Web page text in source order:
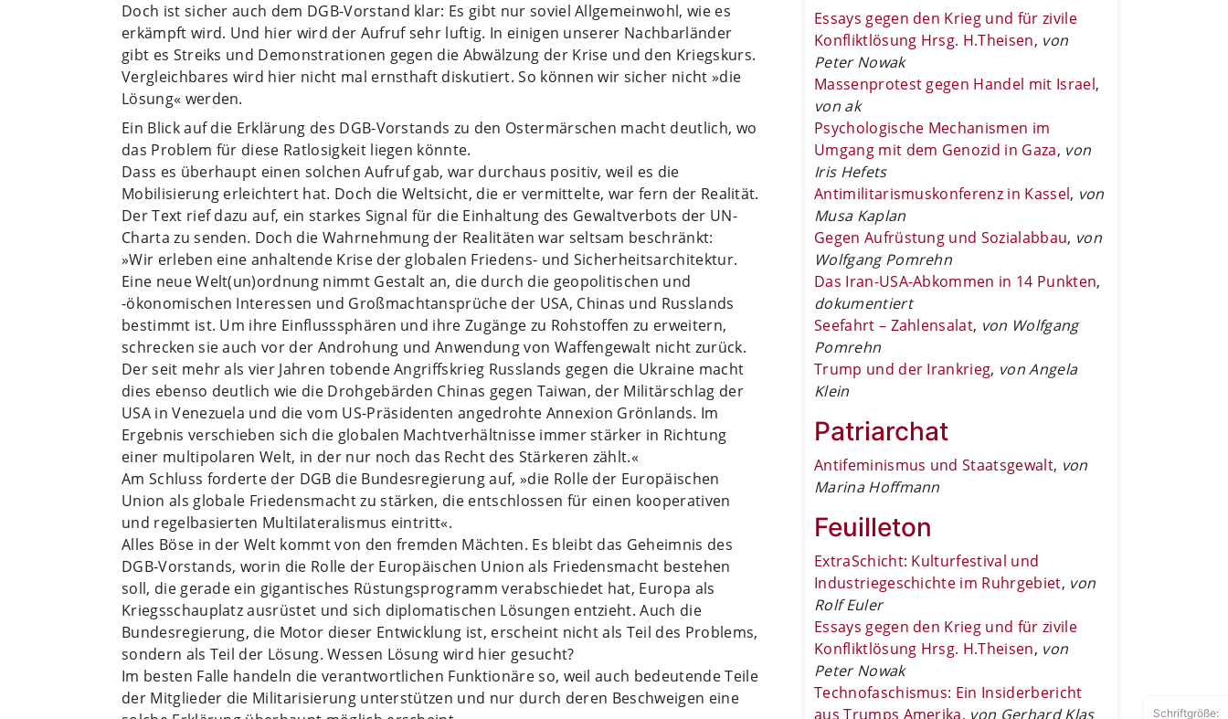
Doch ist sicher auch dem DGB-Vorstand klar: Es gibt nur soviel Allgemeinwohl, wie es
erkämpft wird. Und hier wird der Aufruf sehr luftig. In einigen unserer Nachbarländer
gibt es Streiks und Demonstrationen gegen die Abwälzung der Krise und den Kriegskurs.
Vergleichbares wird hier nicht mal ernsthaft diskutiert. So können wir sicher nicht »die
Lösung« werden.
Ein Blick auf die Erklärung des DGB-Vorstands zu den Ostermärschen macht deutlich, wo
das Problem für diese Ratlosigkeit liegen könnte.
Dass es überhaupt einen solchen Aufruf gab, war durchaus positiv, weil es die
Mobilisierung erleichtert hat. Doch die Weltsicht, die er vermittelte, war fern der Realität.
Der Text rief dazu auf, ein starkes Signal für die Einhaltung des Gewaltverbots der UN-
Charta zu senden. Doch die Wahrnehmung der Realitäten war seltsam beschränkt:
»Wir erleben eine anhaltende Krise der globalen Friedens- und Sicherheitsarchitektur.
Eine neue Welt(un)ordnung nimmt Gestalt an, die durch die geopolitischen und
-ökonomischen Interessen und Großmachtansprüche der USA, Chinas und Russlands
bestimmt ist. Um ihre Einflusssphären und ihre Zugänge zu Rohstoffen zu erweitern,
schrecken sie auch vor der Androhung und Anwendung von Waffengewalt nicht zurück.
Der seit mehr als vier Jahren tobende Angriffskrieg Russlands gegen die Ukraine macht
dies ebenso deutlich wie die Drohgebärden Chinas gegen Taiwan, der Militärschlag der
USA in Venezuela und die vom US-Präsidenten angedrohte Annexion Grönlands. Im
Ergebnis verschieben sich die globalen Machtverhältnisse immer stärker in Richtung
einer multipolaren Welt, in der nur noch das Recht des Stärkeren zählt.«
Am Schluss forderte der DGB die Bundesregierung auf, »die Rolle der Europäischen
Union als globale Friedensmacht zu stärken, die entschlossen für einen kooperativen
und regelbasierten Multilateralismus eintritt«.
Alles Böse in der Welt kommt von den fremden Mächten. Es bleibt das Geheimnis des
DGB-Vorstands, worin die Rolle der Europäischen Union als Friedensmacht bestehen
soll, die gerade ein gigantisches Rüstungsprogramm verabschiedet hat, Europa als
Kriegsschauplatz ausrüstet und sich diplomatischen Lösungen entzieht. Auch die
Bundesregierung, die Motor dieser Entwicklung ist, erscheint nicht als Teil des Problems,
sondern als Teil der Lösung. Wessen Lösung wird hier gesucht?
Im besten Falle handeln die verantwortlichen Funktionäre so, weil auch bedeutende Teile
der Mitglieder die Militarisierung unterstützen und nur durch deren Beschweigen eine
Essays gegen den Krieg und für zivile
Konfliktlösung Hrsg. H.Theisen, von
Peter Nowak
Massenprotest gegen Handel mit Israel,
von ak
Psychologische Mechanismen im
Umgang mit dem Genozid in Gaza, von
Iris Hefets
Antimilitarismuskonferenz in Kassel, von
Musa Kaplan
Gegen Aufrüstung und Sozialabbau, von
Wolfgang Pomrehn
Das Iran-USA-Abkommen in 14 Punkten,
dokumentiert
Seefahrt – Zahlensalat, von Wolfgang
Pomrehn
Trump und der Irankrieg, von Angela
Klein
Patriarchat
Antifeminismus und Staatsgewalt, von
Marina Hoffmann
Feuilleton
ExtraSchicht: Kulturfestival und
Industriegeschichte im Ruhrgebiet, von
Rolf Euler
Essays gegen den Krieg und für zivile
Konfliktlösung Hrsg. H.Theisen, von
Peter Nowak
Technofaschismus: Ein Insiderbericht
aus Trumps Amerika, von Gerhard Klas
Schriftgröße: